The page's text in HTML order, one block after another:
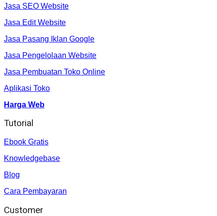
Jasa SEO Website
Jasa Edit Website
Jasa Pasang Iklan Google
Jasa Pengelolaan Website
Jasa Pembuatan Toko Online
Aplikasi Toko
Harga Web
Tutorial
Ebook Gratis
Knowledgebase
Blog
Cara Pembayaran
Customer